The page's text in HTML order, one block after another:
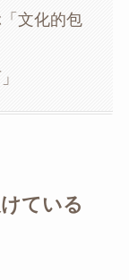
文化的包
ている